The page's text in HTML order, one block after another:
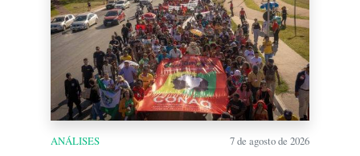
ANÁLISES 7 de agosto de 2026